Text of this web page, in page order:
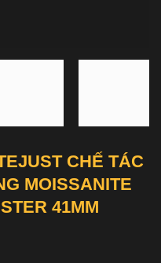
CHẾ TÁC
MOISSANITE
41MM